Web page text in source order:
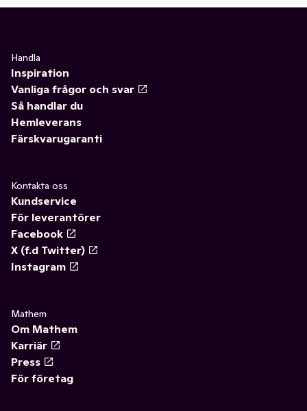
Handla
Inspiration
Vanliga frågor och svar
Så handlar du
Hemleverans
Färskvarugaranti
Kontakta oss
Kundservice
För leverantörer
Facebook
X (f.d Twitter)
Instagram
Mathem
Om Mathem
Karriär
Press
För företag